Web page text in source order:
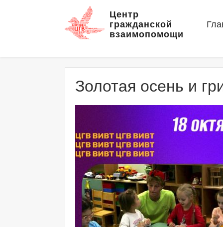
Центр
гражданской
взаимопомощи
Золотая осень и